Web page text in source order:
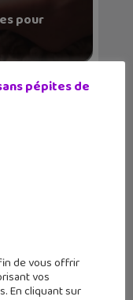
pour
pépites de
de vous offrir
vos
En cliquant sur